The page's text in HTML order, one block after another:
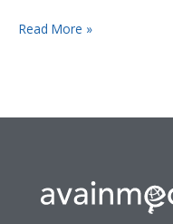
Read More »